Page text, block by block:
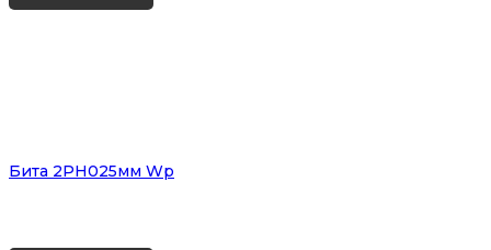
Бита 2PH025мм Wр